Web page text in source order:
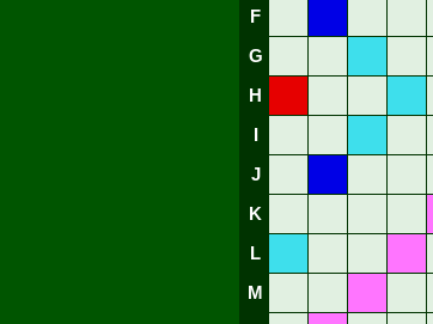
F
G
H
J
K
L
M